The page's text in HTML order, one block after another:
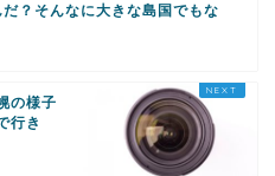
だ？そんなに大きな島国でもな
の様子
行き